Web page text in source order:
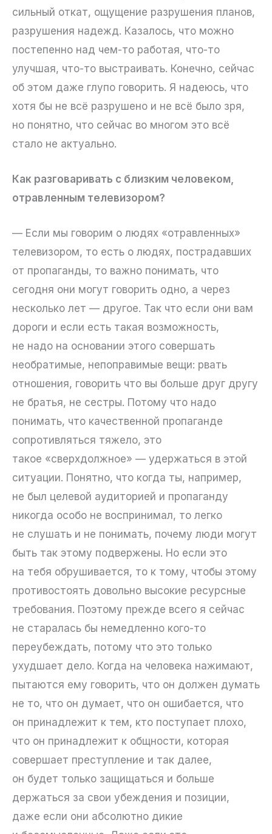
сильный откат, ощущение разрушения планов,
разрушения надежд. Казалось, что можно
постепенно над чем-то работая, что-то
улучшая, что-то выстраивать. Конечно, сейчас
об этом даже глупо говорить. Я надеюсь, что
хотя бы не всё разрушено и не всё было зря,
но понятно, что сейчас во многом это всё
стало не актуально.
Как разговаривать с близким человеком,
отравленным телевизором?
— Если мы говорим о людях «отравленных»
телевизором, то есть о людях, пострадавших
от пропаганды, то важно понимать, что
сегодня они могут говорить одно, а через
несколько лет — другое. Так что если они вам
дороги и если есть такая возможность,
не надо на основании этого совершать
необратимые, непоправимые вещи: рвать
отношения, говорить что вы больше друг другу
не братья, не сестры. Потому что надо
понимать, что качественной пропаганде
сопротивляться тяжело, это
такое «сверхдолжное» — удержаться в этой
ситуации. Понятно, что когда ты, например,
не был целевой аудиторией и пропаганду
никогда особо не воспринимал, то легко
не слушать и не понимать, почему люди могут
быть так этому подвержены. Но если это
на тебя обрушивается, то к тому, чтобы этому
противостоять довольно высокие ресурсные
требования. Поэтому прежде всего я сейчас
не старалась бы немедленно кого-то
переубеждать, потому что это только
ухудшает дело. Когда на человека нажимают,
пытаются ему говорить, что он должен думать
не то, что он думает, что он ошибается, что
он принадлежит к тем, кто поступает плохо,
что он принадлежит к общности, которая
совершает преступление и так далее,
он будет только защищаться и больше
держаться за свои убеждения и позиции,
даже если они абсолютно дикие